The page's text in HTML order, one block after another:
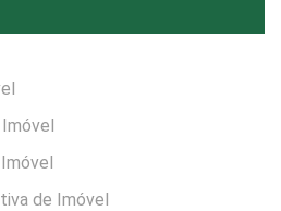
de Imóvel